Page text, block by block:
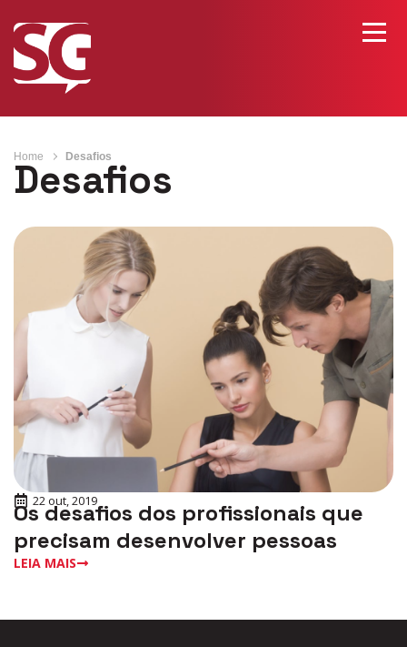
Home Desafios
Desafios
22 out, 2019
Os desafios dos profissionais que
precisam desenvolver pessoas
LEIA MAIS